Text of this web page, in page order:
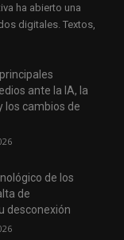
ha abierto una
digitales. Textos,
ante la IA, la
los cambios de
de los
de
desconexión